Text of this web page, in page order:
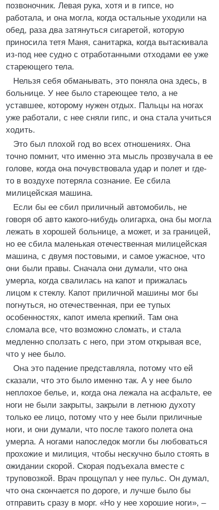
позвоночник. Левая рука, хотя и в гипсе, но
работала, и она могла, когда остальные уходили на
обед, раза два затянуться сигаретой, которую
приносила тетя Маня, санитарка, когда вытаскивала
из-под нее судно с отработанными отходами ее уже
стареющего тела.
Нельзя себя обманывать, это поняла она здесь, в
больнице. У нее было стареющее тело, а не
уставшее, которому нужен отдых. Пальцы на ногах
уже работали, с нее сняли гипс, и она стала учиться
ходить.
Это был плохой год во всех отношениях. Она
точно помнит, что именно эта мысль прозвучала в ее
голове, когда она почувствовала удар и полет и где-
то в воздухе потеряла сознание. Ее сбила
милицейская машина.
Если бы ее сбил приличный автомобиль, не
говоря об авто какого-нибудь олигарха, она бы могла
лежать в хорошей больнице, а может, и за границей,
но ее сбила маленькая отечественная милицейская
машина, с двумя постовыми, и самое ужасное, что
они были правы. Сначала они думали, что она
умерла, когда свалилась на капот и прижалась
лицом к стеклу. Капот приличной машины мог бы
погнуться, но отечественная, при ее тупых
особенностях, капот имела крепкий. Там она
сломала все, что возможно сломать, и стала
медленно сползать с него, при этом открывая все,
что у нее было.
Она это падение представляла, потому что ей
сказали, что это было именно так. А у нее было
неплохое белье, и, когда она лежала на асфальте, ее
ноги не были закрыты, закрыли в летнюю духоту
только ее лицо, потому что у нее были приличные
ноги, и они думали, что после такого полета она
умерла. А ногами напоследок могли бы любоваться
прохожие и милиция, чтобы нескучно было стоять в
ожидании скорой. Скорая подъехала вместе с
труповозкой. Врач прощупал у нее пульс. Он думал,
что она скончается по дороге, и лучше было бы
отправить сразу в морг. «Но у нее хорошие ноги», –